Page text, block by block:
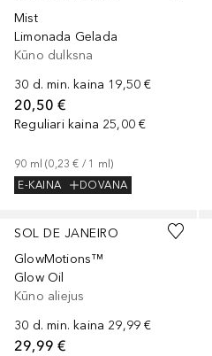
Mist
Limonada Gelada
Kūno dulksna
30 d. min. kaina 19,50 €
20,50 €
Reguliari kaina 25,00 €
90 ml (0,23 € / 1 ml)
E-KAINA
DOVANA
SOL DE JANEIRO
GlowMotions™
Glow Oil
Kūno aliejus
30 d. min. kaina 29,99 €
29,99 €